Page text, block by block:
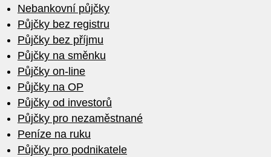
Nebankovní půjčky
Půjčky bez registru
Půjčky bez příjmu
Půjčky na směnku
Půjčky on-line
Půjčky na OP
Půjčky od investorů
Půjčky pro nezaměstnané
Peníze na ruku
Půjčky pro podnikatele